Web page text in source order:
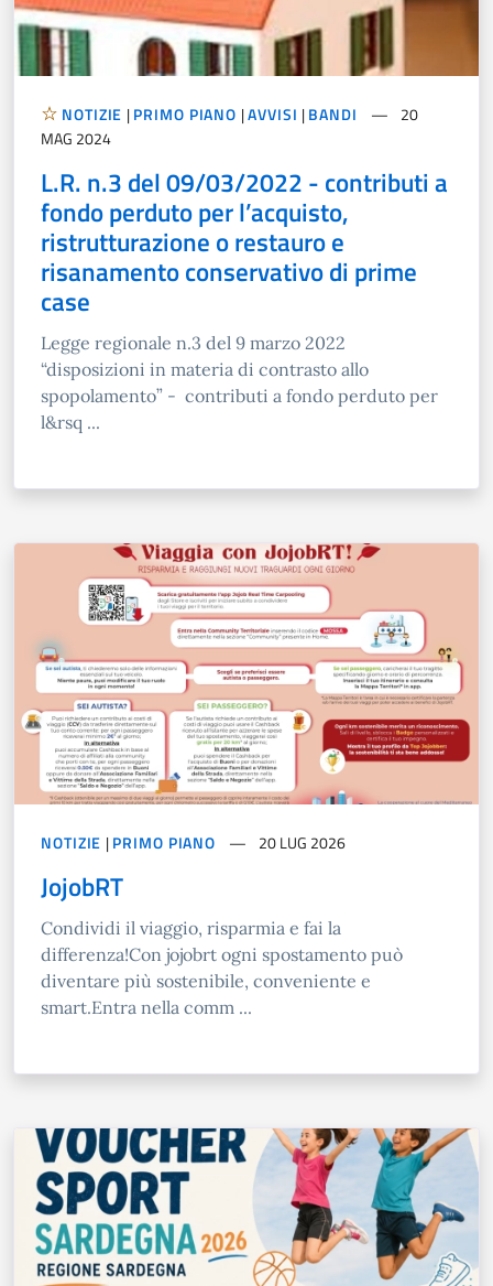
NOTIZIE |PRIMO PIANO |AVVISI |BANDI
20
MAG 2024
L.R. n.3 del 09/03/2022 - contributi a
fondo perduto per l’acquisto,
ristrutturazione o restauro e
risanamento conservativo di prime
case
Legge regionale n.3 del 9 marzo 2022
“disposizioni in materia di contrasto allo
spopolamento” - contributi a fondo perduto per
l&rsq ...
NOTIZIE |PRIMO PIANO 20 LUG 2026
JojobRT
Condividi il viaggio, risparmia e fai la
differenza!Con jojobrt ogni spostamento può
diventare più sostenibile, conveniente e
smart.Entra nella comm ...